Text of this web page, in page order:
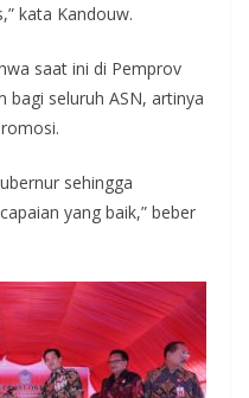
kata Kandouw.
saat ini di Pemprov
bagi seluruh ASN, artinya
sehingga
yang baik,” beber